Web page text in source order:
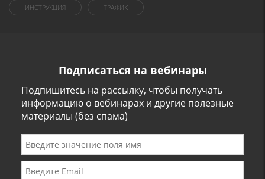
ИНСТРУКЦИЯ ТРАФИК
Подписаться на вебинары
Подпишитесь на рассылку, чтобы получать
информацию о вебинарах и другие полезные
материалы (без спама)